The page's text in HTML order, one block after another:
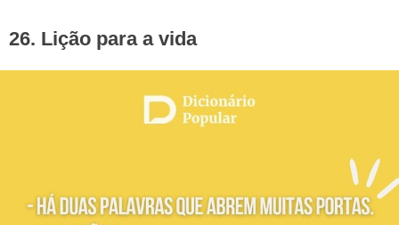
26. Lição para a vida